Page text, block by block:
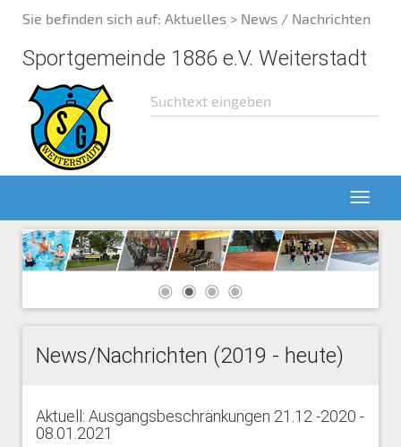
Sie befinden sich auf: Aktuelles > News / Nachrichten
Sportgemeinde 1886 e.V. Weiterstadt
News/Nachrichten (2019 - heute)
Aktuell: Ausgangsbeschränkungen 21.12 -2020 -
08.01.2021